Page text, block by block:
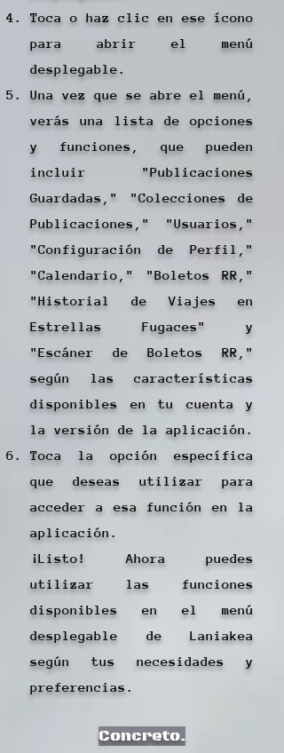
Toca o haz clic en ese ícono
para abrir el menú
desplegable.
Una vez que se abre el menú,
verás una lista de opciones
y funciones, que pueden
incluir "Publicaciones
Guardadas," "Colecciones de
Publicaciones," "Usuarios,"
"Configuración de Perfil,"
"Calendario," "Boletos RR,"
"Historial de Viajes en
Estrellas Fugaces" y
"Escáner de Boletos RR,"
según las características
disponibles en tu cuenta y
la versión de la aplicación.
Toca la opción específica
que deseas utilizar para
acceder a esa función en la
aplicación.
¡Listo! Ahora puedes
utilizar las funciones
disponibles en el menú
desplegable de Laniakea
según tus necesidades y
preferencias.
Concreto.